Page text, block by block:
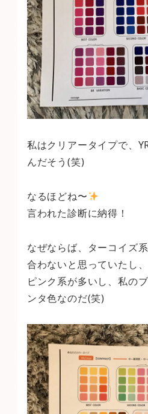
私はクリアータイプで、
んだそう(笑)
なるほどね〜
言われた診断に納得！
なぜならば、ターコイズ
合わないと思っていたし
ピンク系が多いし、私の
ンタ色なのだ(笑)